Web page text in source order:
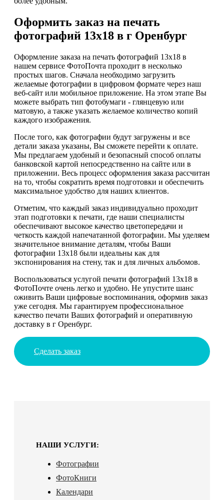
Оформить заказ на печать
фотографий 13х18 в г Оренбург
Оформление заказа на печать фотографий 13х18 в
нашем сервисе ФотоПочта проходит в несколько
простых шагов. Сначала необходимо загрузить
желаемые фотографии в цифровом формате через наш
веб-сайт или мобильное приложение. На этом этапе Вы
можете выбрать тип фотобумаги - глянцевую или
матовую, а также указать желаемое количество копий
каждого изображения.
После того, как фотографии будут загружены и все
детали заказа указаны, Вы сможете перейти к оплате.
Мы предлагаем удобный и безопасный способ оплаты
банковской картой непосредственно на сайте или в
приложении. Весь процесс оформления заказа рассчитан
на то, чтобы сократить время подготовки и обеспечить
максимальное удобство для наших клиентов.
Отметим, что каждый заказ индивидуально проходит
этап подготовки к печати, где наши специалисты
обеспечивают высокое качество цветопередачи и
четкость каждой напечатанной фотографии. Мы уделяем
значительное внимание деталям, чтобы Ваши
фотографии 13х18 были идеальны как для
экспонирования на стену, так и для личных альбомов.
Воспользоваться услугой печати фотографий 13х18 в
ФотоПочте очень легко и удобно. Не упустите шанс
оживить Ваши цифровые воспоминания, оформив заказ
уже сегодня. Мы гарантируем профессиональное
качество печати Ваших фотографий и оперативную
доставку в г Оренбург.
Сделать заказ
НАШИ УСЛУГИ:
Фотографии
ФотоКниги
Календари